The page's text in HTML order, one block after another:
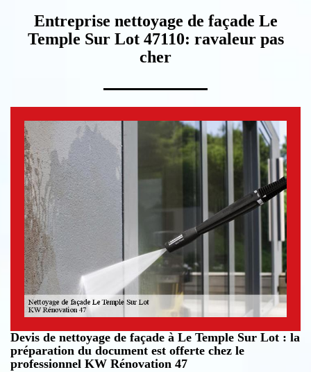
Entreprise nettoyage de façade Le
Temple Sur Lot 47110: ravaleur pas
cher
Devis de nettoyage de façade à Le Temple Sur Lot : la
préparation du document est offerte chez le
professionnel KW Rénovation 47